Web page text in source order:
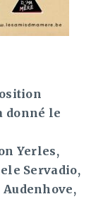
donné le
Yerles,
Servadio,